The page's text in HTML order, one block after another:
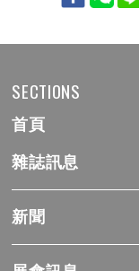
SECTIONS
首頁
雜誌訊息
新聞